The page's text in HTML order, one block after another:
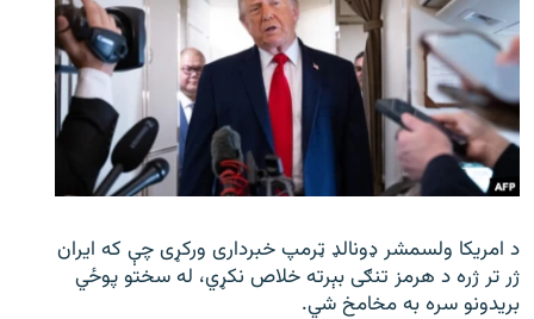
د امریکا ولسمشر ډونالډ ټرمپ خبرداری ورکړی چې که ایران
ژر تر ژره د هرمز تنګی بېرته خلاص نکړي، له سختو پوځي
بریدونو سره به مخامخ شي.